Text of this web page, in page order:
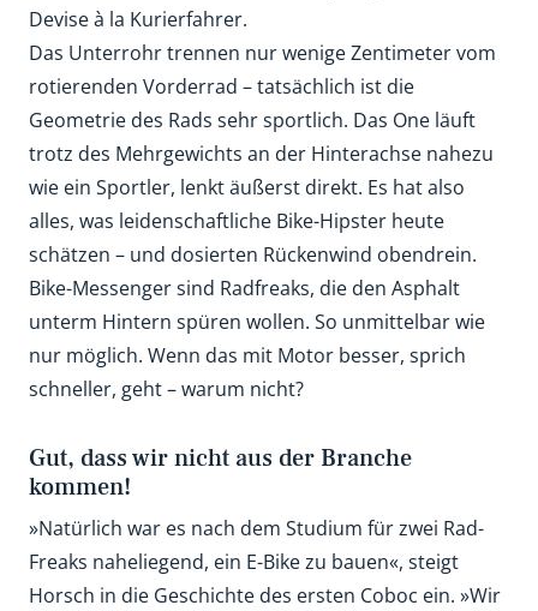
Devise à la Kurierfahrer.
Das Unterrohr trennen nur wenige Zentimeter vom
rotierenden Vorderrad – tatsächlich ist die
Geometrie des Rads sehr sportlich. Das One läuft
trotz des Mehrgewichts an der Hinterachse nahezu
wie ein Sportler, lenkt äußerst direkt. Es hat also
alles, was leidenschaftliche Bike-Hipster heute
schätzen – und dosierten Rückenwind obendrein.
Bike-Messenger sind Radfreaks, die den Asphalt
unterm Hintern spüren wollen. So unmittelbar wie
nur möglich. Wenn das mit Motor besser, sprich
schneller, geht – warum nicht?
Gut, dass wir nicht aus der Branche
kommen!
»Natürlich war es nach dem Studium für zwei Rad-
Freaks naheliegend, ein E-Bike zu bauen«, steigt
Horsch in die Geschichte des ersten Coboc ein. »Wir